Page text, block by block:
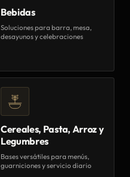
Bebidas
Soluciones para barra, mesa,
desayunos y celebraciones
Cereales, Pasta, Arroz y
Legumbres
Bases versátiles para menús,
guarniciones y servicio diario